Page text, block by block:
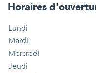
Horaires
Lundi
Mardi
Mercredi
Jeudi